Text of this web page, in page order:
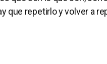
que repetirlo y volver a